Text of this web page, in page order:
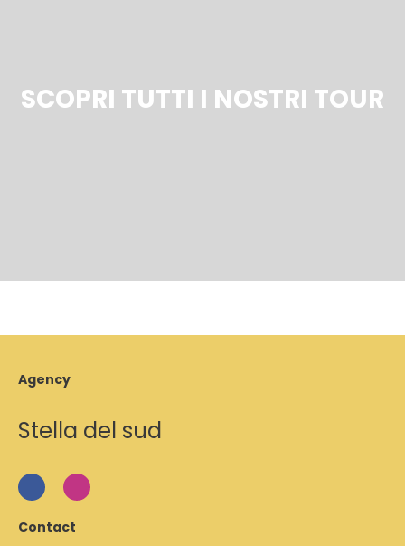
SCOPRI TUTTI I NOSTRI TOUR
Agency
Stella del sud
Contact